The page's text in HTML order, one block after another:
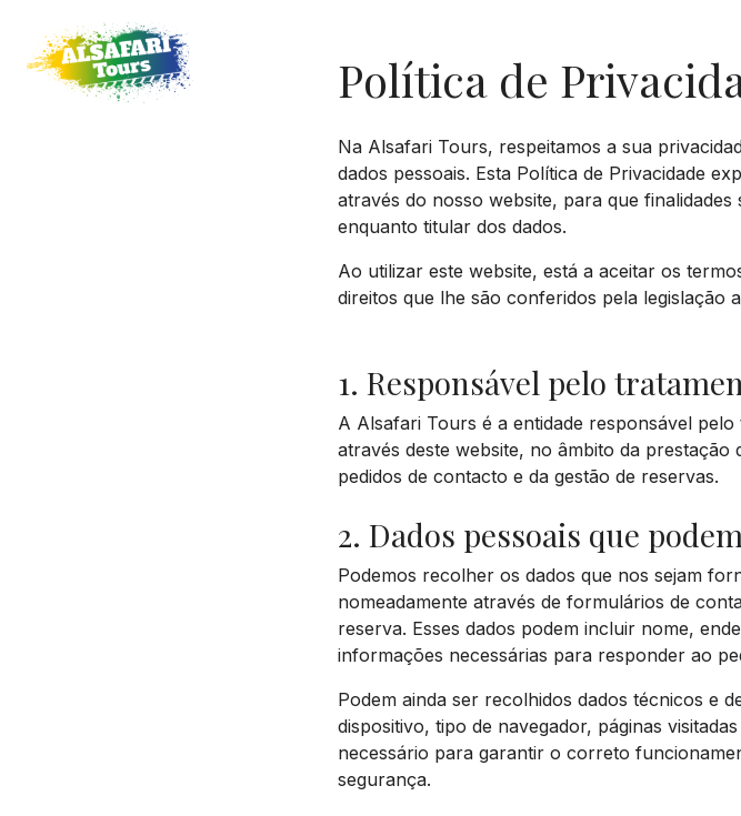
Política de
Na Alsafari Tours, respeitamos a sua
dados pessoais. Esta Política de Privacidade
através do nosso website, para que finalidades
enquanto titular dos dados.
Ao utilizar este website, está a aceitar os
direitos que lhe são conferidos pela legislação
1. Responsável pelo
A Alsafari Tours é a entidade responsável
através deste website, no âmbito da
pedidos de contacto e da gestão de reservas.
2. Dados pessoais que
Podemos recolher os dados que nos sejam
nomeadamente através de formulários de
reserva. Esses dados podem incluir nome,
informações necessárias para responder ao
Podem ainda ser recolhidos dados técnicos e
dispositivo, tipo de navegador, páginas
necessário para garantir o correto
segurança.